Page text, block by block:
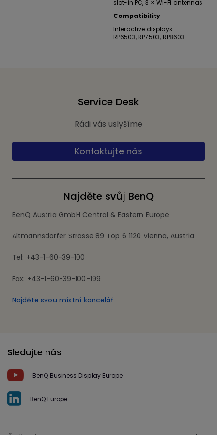
slot-in PC, 3 × Wi-Fi antennas
Compatibility
Interactive displays
RP6503, RP7503, RP8603
Service Desk
Rádi vás uslyšíme
Kontaktujte nás
Najděte svůj BenQ
BenQ Austria GmbH Central & Eastern Europe
Altmannsdorfer Strasse 89 Top 6 1120 Vienna, Austria
Tel: +43-1-60-39-100
Fax: +43-1-60-39-100-199
Najděte svou místní kancelář
Sledujte nás
BenQ Business Display Europe
BenQ Europe